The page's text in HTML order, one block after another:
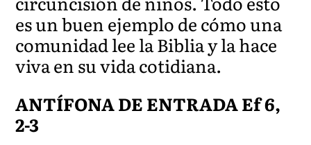
es un buen ejemplo de cómo una
comunidad lee la Biblia y la hace
viva en su vida cotidiana.
ANTÍFONA DE ENTRADA Ef 6,
2-3